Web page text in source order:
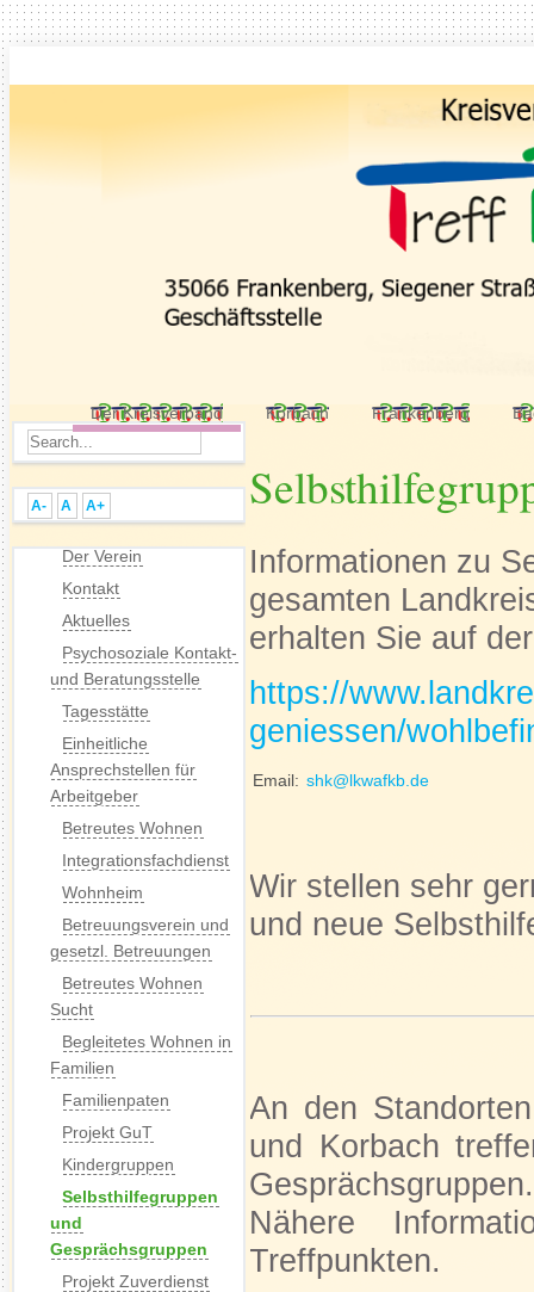
Der Kreisverband Korbach Frankenberg
Informationen zu
gesamten
erhalten Sie auf
https://
geniessen/
Email: shk@lkwafkb.de
Wir stellen sehr
und neue
An den
und Korbach
Gesprächsgruppen.
Nähere
Treffpunkten.
A- A A+
Der Verein
Kontakt
Aktuelles
Psychosoziale Kontakt-
und Beratungsstelle
Tagesstätte
Einheitliche
Ansprechstellen für
Arbeitgeber
Betreutes Wohnen
Integrationsfachdienst
Wohnheim
Betreuungsverein und
gesetzl. Betreuungen
Betreutes Wohnen
Sucht
Begleitetes Wohnen in
Familien
Familienpaten
Projekt GuT
Kindergruppen
Selbsthilfegruppen
und
Gesprächsgruppen
Projekt Zuverdienst